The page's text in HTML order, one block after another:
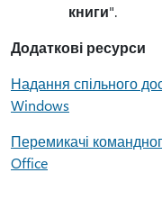
книги".
Додаткові ресурси
Надання спільного
Windows
Перемикачі
Office